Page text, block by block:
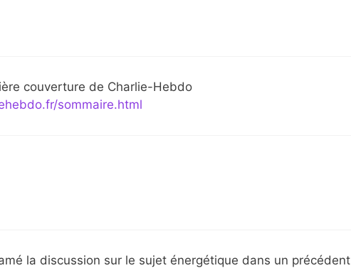
couverture de Charlie-Hebdo
sommaire.html
la discussion sur le sujet énergétique dans un précédent